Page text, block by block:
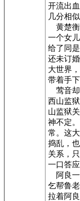
开流出
几分相
黄楚衡
一个女
给了同
还未订
大世界
带着手
莺音却
西山监
山监狱
神不定
常。这
捣乱，
关系，
一口答应
阿良一
乞帮鲁
拉着阿